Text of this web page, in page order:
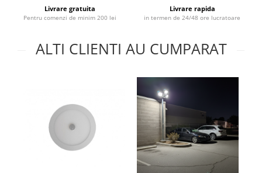
Livrare gratuita
Pentru comenzi de minim 200 lei
Livrare rapida
in termen de 24/48 ore lucratoare
ALTI CLIENTI AU CUMPARAT